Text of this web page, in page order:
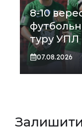
8-10
туру УПЛ
07.08.2026